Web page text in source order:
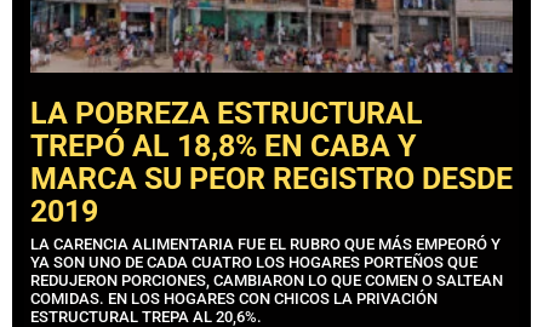
LA POBREZA ESTRUCTURAL
TREPÓ AL 18,8% EN CABA Y
MARCA SU PEOR REGISTRO DESDE
2019
LA CARENCIA ALIMENTARIA FUE EL RUBRO QUE MÁS EMPEORÓ Y
YA SON UNO DE CADA CUATRO LOS HOGARES PORTEÑOS QUE
REDUJERON PORCIONES, CAMBIARON LO QUE COMEN O SALTEAN
COMIDAS. EN LOS HOGARES CON CHICOS LA PRIVACIÓN
ESTRUCTURAL TREPA AL 20,6%.